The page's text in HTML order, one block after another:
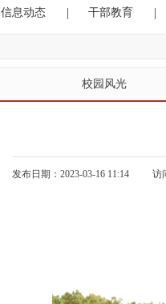
信息动态 | 干部教育 |
校园风光
发布日期：2023-03-16 11:14 访